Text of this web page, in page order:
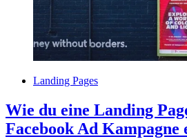
Landing Pages
Wie du eine Landing
Facebook Ad Kampagne